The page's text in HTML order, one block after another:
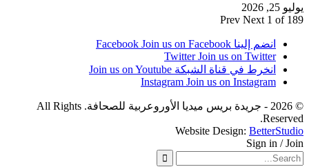
يوليو 25, 2026
Prev Next 1 of 189
انضم إلينا Facebook Join us on Facebook
Twitter Join us on Twitter
انخرط في قناة الشبكة Join us on Youtube
Instagram Join us on Instagram
© 2026 - جريدة بريس ميديا الأوروعربية للصحافة. All Rights
Reserved.
Website Design: BetterStudio
Sign in / Join